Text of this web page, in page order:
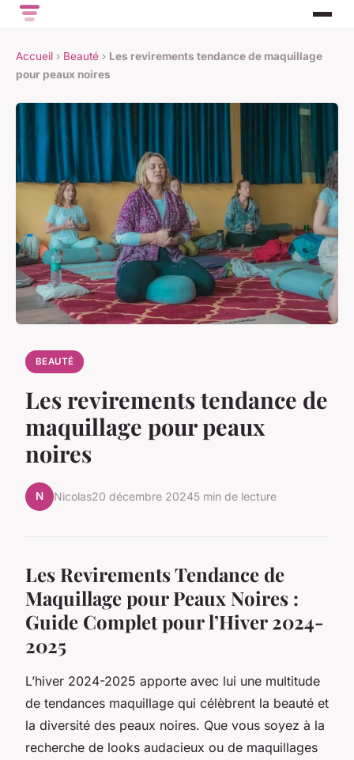
Accueil › Beauté › Les revirements tendance de maquillage
pour peaux noires
BEAUTÉ
Les revirements tendance de
maquillage pour peaux
noires
N Nicolas20 décembre 20245 min de lecture
Les Revirements Tendance de
Maquillage pour Peaux Noires :
Guide Complet pour l’Hiver 2024-
2025
L’hiver 2024-2025 apporte avec lui une multitude
de tendances maquillage qui célèbrent la beauté et
la diversité des peaux noires. Que vous soyez à la
recherche de looks audacieux ou de maquillages